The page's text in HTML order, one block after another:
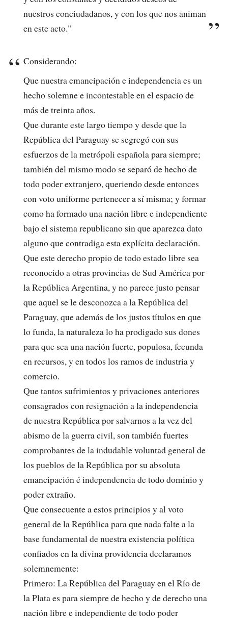
nuestros conciudadanos, y con los que nos animan
en este acto."
Considerando:
Que nuestra emancipación e independencia es un
hecho solemne e incontestable en el espacio de
más de treinta años.
Que durante este largo tiempo y desde que la
República del Paraguay se segregó con sus
esfuerzos de la metrópoli española para siempre;
también del mismo modo se separó de hecho de
todo poder extranjero, queriendo desde entonces
con voto uniforme pertenecer a sí misma; y formar
como ha formado una nación libre e independiente
bajo el sistema republicano sin que aparezca dato
alguno que contradiga esta explícita declaración.
Que este derecho propio de todo estado libre sea
reconocido a otras provincias de Sud América por
la República Argentina, y no parece justo pensar
que aquel se le desconozca a la República del
Paraguay, que además de los justos títulos en que
lo funda, la naturaleza lo ha prodigado sus dones
para que sea una nación fuerte, populosa, fecunda
en recursos, y en todos los ramos de industria y
comercio.
Que tantos sufrimientos y privaciones anteriores
consagrados con resignación a la independencia
de nuestra República por salvarnos a la vez del
abismo de la guerra civil, son también fuertes
comprobantes de la indudable voluntad general de
los pueblos de la República por su absoluta
emancipación é independencia de todo dominio y
poder extraño.
Que consecuente a estos principios y al voto
general de la República para que nada falte a la
base fundamental de nuestra existencia política
confiados en la divina providencia declaramos
solemnemente:
Primero: La República del Paraguay en el Río de
la Plata es para siempre de hecho y de derecho una
nación libre e independiente de todo poder